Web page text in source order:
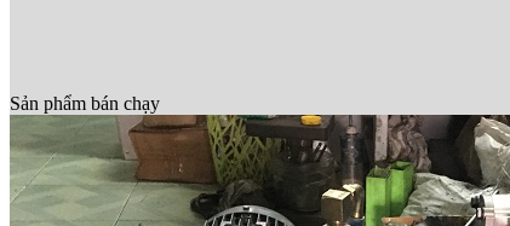
Sản phẩm bán chạy